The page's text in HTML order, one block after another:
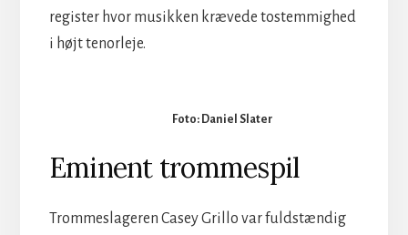
register hvor musikken krævede tostemmighed
i højt tenorleje.
Foto: Daniel Slater
Eminent trommespil
Trommeslageren Casey Grillo var fuldstændig